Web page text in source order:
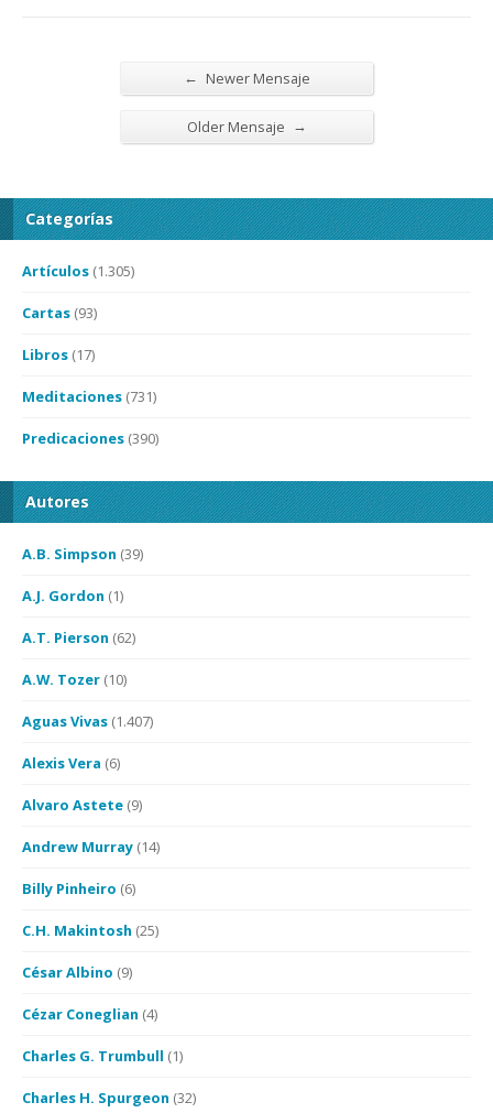
← Newer Mensaje
Older Mensaje →
Categorías
Artículos (1.305)
Cartas (93)
Libros (17)
Meditaciones (731)
Predicaciones (390)
Autores
A.B. Simpson (39)
A.J. Gordon (1)
A.T. Pierson (62)
A.W. Tozer (10)
Aguas Vivas (1.407)
Alexis Vera (6)
Alvaro Astete (9)
Andrew Murray (14)
Billy Pinheiro (6)
C.H. Makintosh (25)
César Albino (9)
Cézar Coneglian (4)
Charles G. Trumbull (1)
Charles H. Spurgeon (32)